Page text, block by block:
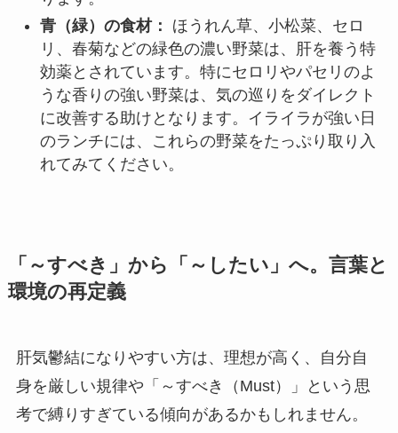
青（緑）の食材：
ほうれん草、小松菜、セロ
リ、春菊などの緑色の濃い野菜は、肝を養う特
効薬とされています。特にセロリやパセリのよ
うな香りの強い野菜は、気の巡りをダイレクト
に改善する助けとなります。イライラが強い日
のランチには、これらの野菜をたっぷり取り入
れてみてください。
「～すべき」から「～したい」へ。言葉と
環境の再定義
肝気鬱結になりやすい方は、理想が高く、自分自
身を厳しい規律や「～すべき（Must）」という思
考で縛りすぎている傾向があるかもしれません。